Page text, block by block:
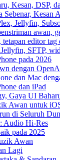
Kesan, DSP,
Kesan
Jellyfin,
awan,
editor tag
SFTP,
pada 2026
dengan
dan Mac
dan iPad
Gaya UI
Awan untuk
di Seluruh
Audio Hi-Res
pada 2025
Awan
Lagi